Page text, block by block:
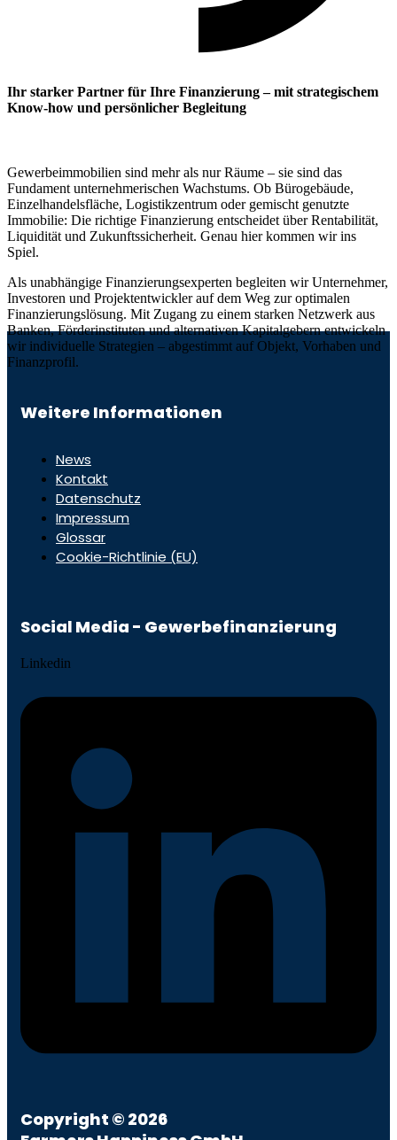
Ihr starker Partner für Ihre Finanzierung – mit strategischem
Know-how und persönlicher Begleitung
Gewerbeimmobilien sind mehr als nur Räume – sie sind das
Fundament unternehmerischen Wachstums. Ob Bürogebäude,
Einzelhandelsfläche, Logistikzentrum oder gemischt genutzte
Immobilie: Die richtige Finanzierung entscheidet über Rentabilität,
Liquidität und Zukunftssicherheit. Genau hier kommen wir ins
Spiel.
Als unabhängige Finanzierungsexperten begleiten wir Unternehmer,
Investoren und Projektentwickler auf dem Weg zur optimalen
Finanzierungslösung. Mit Zugang zu einem starken Netzwerk aus
Banken, Förderinstituten und alternativen Kapitalgebern entwickeln
wir individuelle Strategien – abgestimmt auf Objekt, Vorhaben und
Finanzprofil.
Weitere Informationen
News
Kontakt
Datenschutz
Impressum
Glossar
Cookie-Richtlinie (EU)
Social Media - Gewerbefinanzierung
Linkedin
Copyright © 2026